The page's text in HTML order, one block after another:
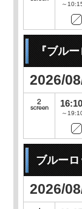
～
『ブル
2026/
16:10
～
ブルー
2026/